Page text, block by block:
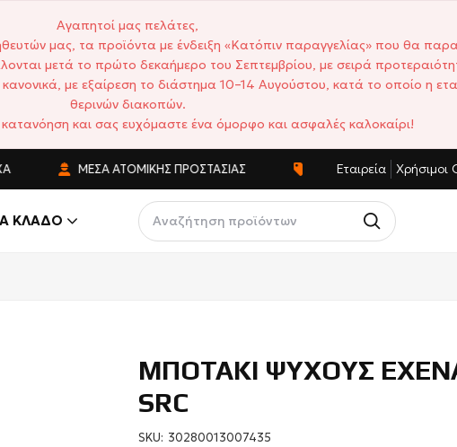
Αγαπητοί μας πελάτες,
μας, τα προϊόντα με ένδειξη «Κατόπιν παραγγελίας» που θα
μετά το πρώτο δεκαήμερο του Σεπτεμβρίου, με σειρά
με εξαίρεση το διάστημα 10–14 Αυγούστου, κατά το οποίο η
θερινών διακοπών.
κατανόηση και σας ευχόμαστε ένα όμορφο και ασφαλές καλοκαίρι!
ΜΈΣΑ ΑΤΟΜΙΚΉΣ ΠΡΟΣΤΑΣΊΑΣ ΑΝΤΑΓΩΝΙΣΤΙΚΈΣ ΤΙΜΈΣ
Εταιρεία Χρήσιμοι
ΚΛΆΔΟ
ΜΠΟΤΑΚΙ ΨΥΧΟΥΣ
SRC
SKU: 30280013007435